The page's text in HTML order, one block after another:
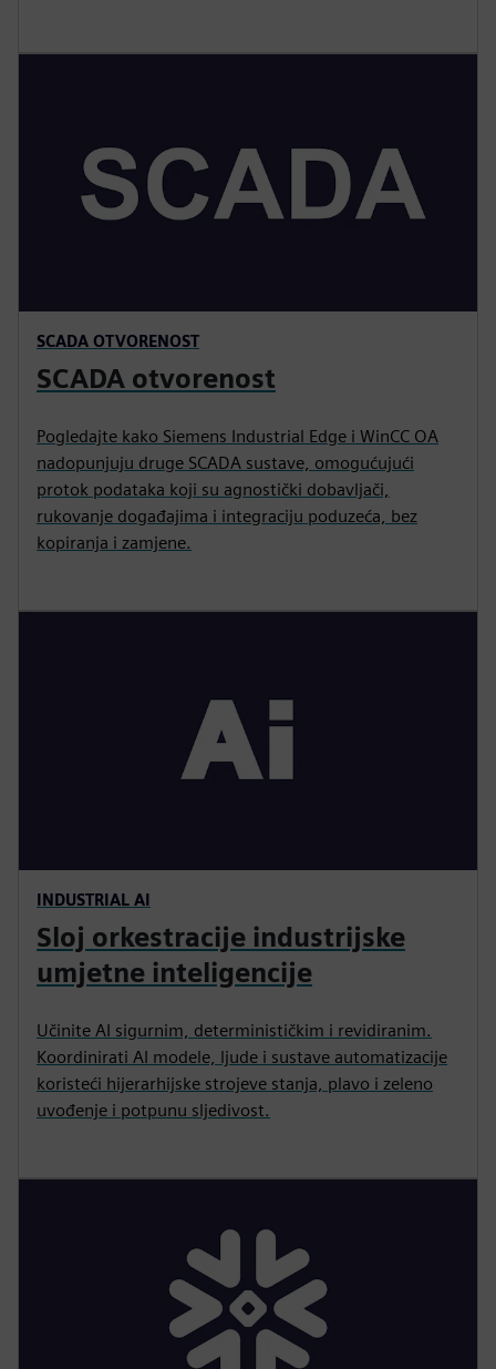
SCADA OTVORENOST
SCADA otvorenost
Pogledajte kako Siemens Industrial Edge i WinCC OA
nadopunjuju druge SCADA sustave, omogućujući
protok podataka koji su agnostički dobavljači,
rukovanje događajima i integraciju poduzeća, bez
kopiranja i zamjene.
INDUSTRIAL AI
Sloj orkestracije industrijske
umjetne inteligencije
Učinite AI sigurnim, determinističkim i revidiranim.
Koordinirati AI modele, ljude i sustave automatizacije
koristeći hijerarhijske strojeve stanja, plavo i zeleno
uvođenje i potpunu sljedivost.